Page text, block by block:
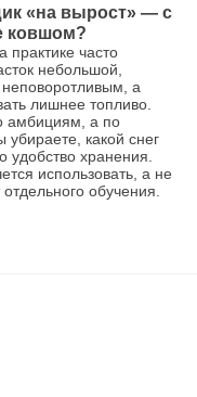
«на вырост» — с
ковшом?
практике часто
небольшой,
а
лишнее топливо.
амбициям, а по
какой снег
хранения.
использовать, а не
обучения.